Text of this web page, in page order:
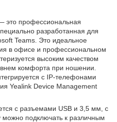
это профессиональная
разработанная для
Teams. Это идеальное
в офисе и профессиональном
высоким качеством
комфорта при ношении.
с IP-телефонами
Yealink Device Management
с разъемами USB и 3,5 мм, с
подключать к различным